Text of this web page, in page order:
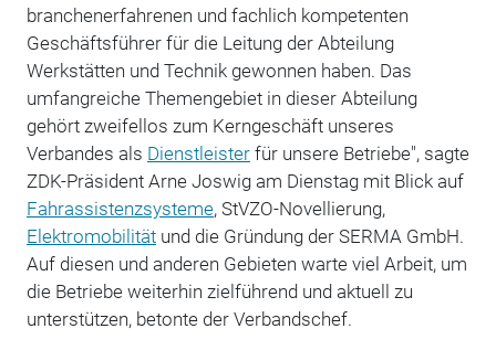
branchenerfahrenen und fachlich kompetenten
Geschäftsführer für die Leitung der Abteilung
Werkstätten und Technik gewonnen haben. Das
umfangreiche Themengebiet in dieser Abteilung
gehört zweifellos zum Kerngeschäft unseres
Verbandes als Dienstleisterfür unsere Betriebe", sagte
ZDK-Präsident Arne Joswig am Dienstag mit Blick auf
Fahrassistenzsysteme, StVZO-Novellierung,
Elektromobilitätund die Gründung der SERMA GmbH.
Auf diesen und anderen Gebieten warte viel Arbeit, um
die Betriebe weiterhin zielführend und aktuell zu
unterstützen, betonte der Verbandschef.